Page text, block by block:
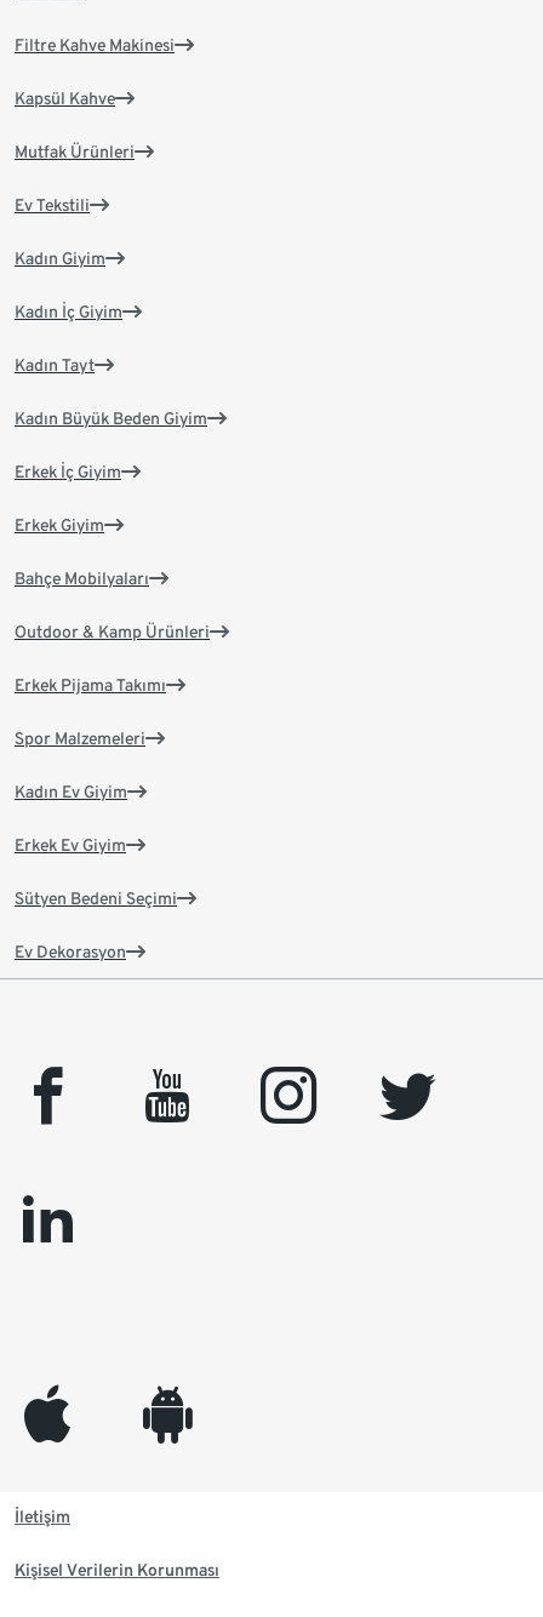
Filtre Kahve Makinesi
Kapsül Kahve
Mutfak Ürünleri
Ev Tekstili
Kadın Giyim
Kadın İç Giyim
Kadın Tayt
Kadın Büyük Beden Giyim
Erkek İç Giyim
Erkek Giyim
Bahçe Mobilyaları
Outdoor & Kamp Ürünleri
Erkek Pijama Takımı
Spor Malzemeleri
Kadın Ev Giyim
Erkek Ev Giyim
Sütyen Bedeni Seçimi
Ev Dekorasyon
facebook youtube instagram
twitter
linkedin
appleinc android
İletişim
Kişisel Verilerin Korunması